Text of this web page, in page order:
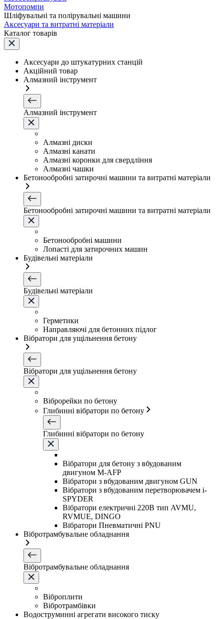
Мотопомпи
Шліфувальні та полірувальні машини
Аксесуари та витратні матеріали
Каталог товарів
Аксесуари до штукатурних станцій
Акційний товар
Алмазний інструмент
Алмазний інструмент
Алмазні диски
Алмазні канати
Алмазні коронки для свердління
Алмазні чашки
Бетонообробні затирочні машини та витратні матеріали
Бетонообробні затирочні машини та витратні матеріали
Бетонообробні машини
Лопасті для затирочних машин
Будівельні матеріали
Будівельні матеріали
Герметики
Направляючі для бетонних підлог
Вібратори для ущільнення бетону
Вібратори для ущільнення бетону
Віброрейки по бетону
Глибинні вібратори по бетону
Глибинні вібратори по бетону
Вібратори для бетону з вбудованим
двигуном M-AFP
Вібратори з вбудованим двигуном GUN
Вібратори з вбудованим перетворювачем i-
SPYDER
Вібратори електричні 220B тип AVMU,
RVMUE, DINGO
Вібратори Пневматичні PNU
Вібротрамбувальне обладнання
Вібротрамбувальне обладнання
Віброплити
Вібротрамбівки
Водоструминні агрегати високого тиску